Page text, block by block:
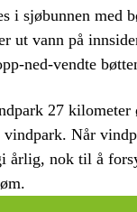
i sjøbunnen med
ut vann på
ned-vendte
27
vindpark. Når
årlig, nok til å